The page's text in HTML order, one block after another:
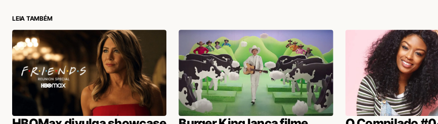
LEIA TAMBÉM